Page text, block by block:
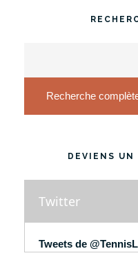
Recherche
DEVIENS
Twitter
Tweets de